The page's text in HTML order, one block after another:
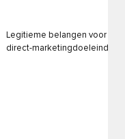
Legitieme belangen voor
direct-marketingdoeleinden.